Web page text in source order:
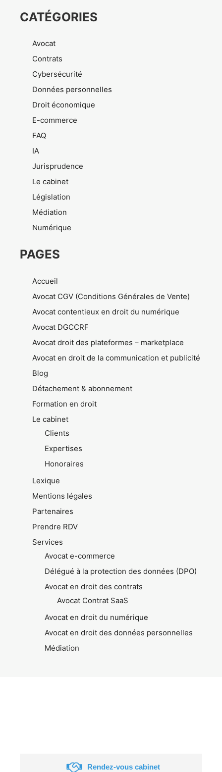
CATÉGORIES
Avocat
Contrats
Cybersécurité
Données personnelles
Droit économique
E-commerce
FAQ
IA
Jurisprudence
Le cabinet
Législation
Médiation
Numérique
PAGES
Accueil
Avocat CGV (Conditions Générales de Vente)
Avocat contentieux en droit du numérique
Avocat DGCCRF
Avocat droit des plateformes – marketplace
Avocat en droit de la communication et publicité
Blog
Détachement & abonnement
Formation en droit
Le cabinet
Clients
Expertises
Honoraires
Lexique
Mentions légales
Partenaires
Prendre RDV
Services
Avocat e-commerce
Délégué à la protection des données (DPO)
Avocat en droit des contrats
Avocat Contrat SaaS
Avocat en droit du numérique
Avocat en droit des données personnelles
Médiation
Rendez-vous cabinet